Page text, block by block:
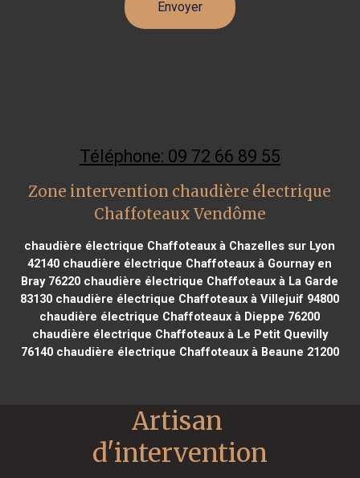
Téléphone: 09 72 66 89 55
Zone intervention chaudière électrique
Chaffoteaux Vendôme
chaudière électrique Chaffoteaux à Chazelles sur Lyon
42140 chaudière électrique Chaffoteaux à Gournay en
Bray 76220 chaudière électrique Chaffoteaux à La Garde
83130 chaudière électrique Chaffoteaux à Villejuif 94800
chaudière électrique Chaffoteaux à Dieppe 76200
chaudière électrique Chaffoteaux à Le Petit Quevilly
76140chaudière électrique Chaffoteaux à Beaune 21200
Artisan
d'intervention